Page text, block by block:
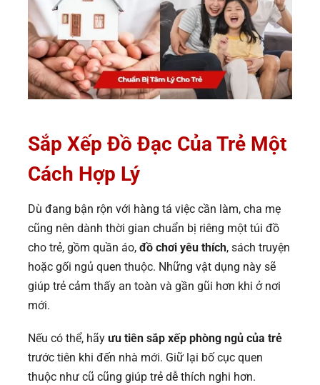
Sắp Xếp Đồ Đạc Của Trẻ Một
Cách Hợp Lý
Dù đang bận rộn với hàng tá việc cần làm, cha mẹ
cũng nên dành thời gian chuẩn bị riêng một túi đồ
cho trẻ, gồm quần áo, đồ chơi yêu thích, sách truyện
hoặc gối ngủ quen thuộc. Những vật dụng này sẽ
giúp trẻ cảm thấy an toàn và gần gũi hơn khi ở nơi
mới.
Nếu có thể, hãy ưu tiên sắp xếp phòng ngủ của trẻ
trước tiên khi đến nhà mới. Giữ lại bố cục quen
thuộc như cũ cũng giúp trẻ dễ thích nghi hơn.